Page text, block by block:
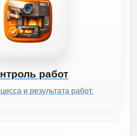
работ
и результата работ.